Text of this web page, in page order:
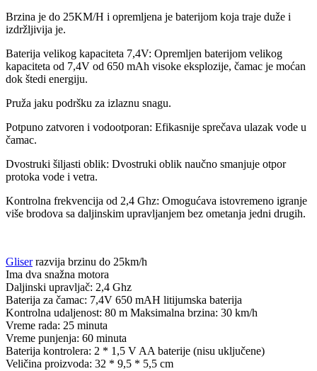
Brzina je do 25KM/H i opremljena je baterijom koja traje duže i
izdržljivija je.
Baterija velikog kapaciteta 7,4V: Opremljen baterijom velikog
kapaciteta od 7,4V od 650 mAh visoke eksplozije, čamac je moćan
dok štedi energiju.
Pruža jaku podršku za izlaznu snagu.
Potpuno zatvoren i vodootporan: Efikasnije sprečava ulazak vode u
čamac.
Dvostruki šiljasti oblik: Dvostruki oblik naučno smanjuje otpor
protoka vode i vetra.
Kontrolna frekvencija od 2,4 Ghz: Omogućava istovremeno igranje
više brodova sa daljinskim upravljanjem bez ometanja jedni drugih.
Gliserrazvija brzinu do 25km/h
Ima dva snažna motora
Daljinski upravljač: 2,4 Ghz
Baterija za čamac: 7,4V 650 mAH litijumska baterija
Kontrolna udaljenost: 80 m Maksimalna brzina: 30 km/h
Vreme rada: 25 minuta
Vreme punjenja: 60 ​​minuta
Baterija kontrolera: 2 * 1,5 V AA baterije (nisu uključene)
Veličina proizvoda: 32 * 9,5 * 5,5 cm